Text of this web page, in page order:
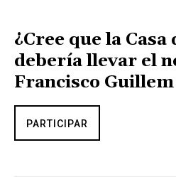
¿Cree que la
debería llevar el
Francisco Guillem
PARTICIPAR